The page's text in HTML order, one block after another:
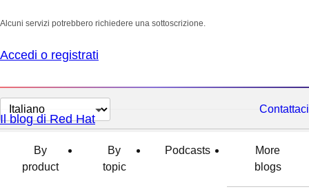
Alcuni servizi potrebbero richiedere una sottoscrizione.
Accedi o registrati
Cambia
lingua
Contattaci
Il blog di Red Hat
By
product
By
topic
Podcasts
More
blogs